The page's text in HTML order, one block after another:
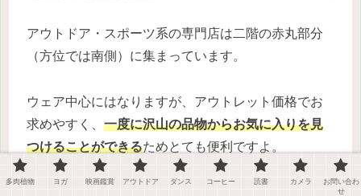
アウトドア・スポーツ系の専門店は二階の赤丸部分
（方位では南側）に集まっています。
ウェア中心にはなりますが、アウトレット価格でお
求めやすく、 一度に沢山の品物からお気に入りを見
つけることができるためとても便利ですよ。
多肉植物 ヨガ 映画鑑賞 アウトドア ダンス コーヒー 読書 カメラ
お問い合わ
せ